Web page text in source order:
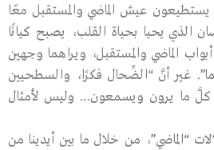
يستطيعون عيش الماضي والمستقبل معًا
الذي يحيا بحياة القلب، يصبح كيانًا
الماضي والمستقبل، ويراهما وجهين
غير أنَّ “الضِّحال فكرًا، والسطحيين
كلَّ ما يرون ويسمعون… وليس لأمثال
“الماضي”، من خلال ما بين أيدينا من